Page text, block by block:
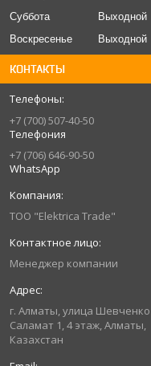
Суббота
Выходной
Воскресенье
Выходной
КОНТАКТЫ
+7 (700) 507-40-50
Телефония
+7 (706) 646-90-50
WhatsApp
ТОО "Elektrica Trade"
Менеджер компании
г. Алматы, улица
Саламат 1, 4 этаж, Алматы,
Казахстан